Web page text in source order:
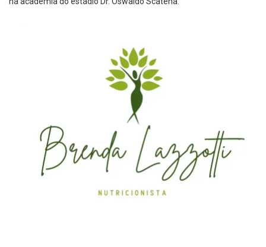
na academia do estádio Dr. Oswaldo Scatena.